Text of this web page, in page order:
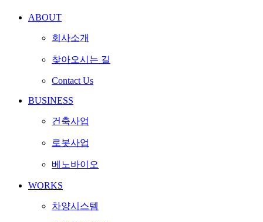
ABOUT
회사소개
찾아오시는 길
Contact Us
BUSINESS
건축사업
로봇사업
베노바이오
WORKS
차양시스템